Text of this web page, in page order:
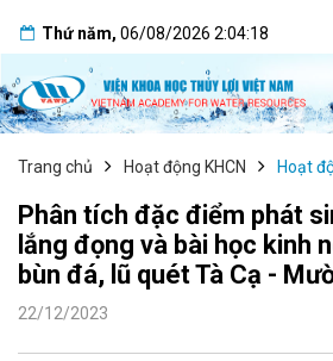
Thứ năm, 06/08/2026 2:04:19
Trang chủ Hoạt động KHCN Hoạt
Phân tích đặc điểm phát
lắng đọng và bài học kinh
bùn đá, lũ quét Tà Cạ -
22/12/2023